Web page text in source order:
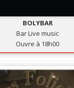
BOLYBAR
Bar Live music
Ouvre à 18h00